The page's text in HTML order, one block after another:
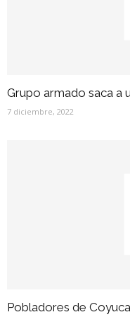
Grupo armado saca a
7 diciembre, 2022
Pobladores de